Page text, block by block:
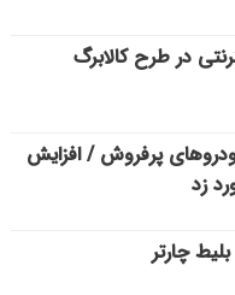
در طرح کالابرگ
پرفروش / افزایش
زد
چارتر